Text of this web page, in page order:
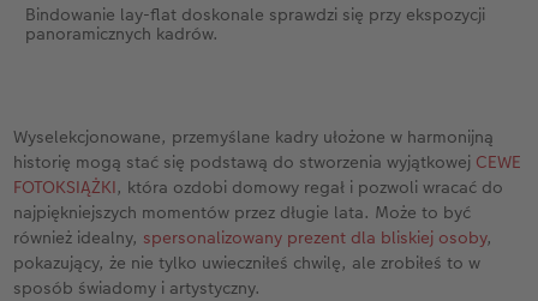
Bindowanie lay-flat doskonale sprawdzi się przy ekspozycji
panoramicznych kadrów.
Wyselekcjonowane, przemyślane kadry ułożone w harmonijną
historię mogą stać się podstawą do stworzenia wyjątkowej CEWE
FOTOKSIĄŻKI, która ozdobi domowy regał i pozwoli wracać do
najpiękniejszych momentów przez długie lata. Może to być
również idealny, spersonalizowany prezent dla bliskiej osoby,
pokazujący, że nie tylko uwieczniłeś chwilę, ale zrobiłeś to w
sposób świadomy i artystyczny.